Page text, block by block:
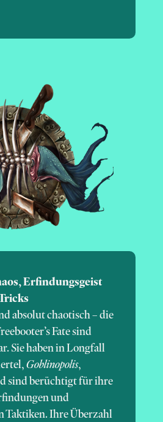
Erfindungsgeist
absolut chaotisch – die
Fate sind
Sie haben in Longfall
Goblinopolis,
sind berüchtigt für ihre
und
Taktiken. Ihre Überzahl